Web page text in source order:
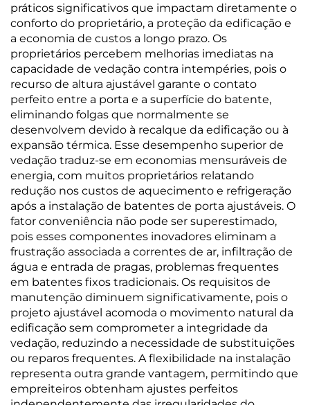
práticos significativos que impactam diretamente o
conforto do proprietário, a proteção da edificação e
a economia de custos a longo prazo. Os
proprietários percebem melhorias imediatas na
capacidade de vedação contra intempéries, pois o
recurso de altura ajustável garante o contato
perfeito entre a porta e a superfície do batente,
eliminando folgas que normalmente se
desenvolvem devido à recalque da edificação ou à
expansão térmica. Esse desempenho superior de
vedação traduz-se em economias mensuráveis de
energia, com muitos proprietários relatando
redução nos custos de aquecimento e refrigeração
após a instalação de batentes de porta ajustáveis. O
fator conveniência não pode ser superestimado,
pois esses componentes inovadores eliminam a
frustração associada a correntes de ar, infiltração de
água e entrada de pragas, problemas frequentes
em batentes fixos tradicionais. Os requisitos de
manutenção diminuem significativamente, pois o
projeto ajustável acomoda o movimento natural da
edificação sem comprometer a integridade da
vedação, reduzindo a necessidade de substituições
ou reparos frequentes. A flexibilidade na instalação
representa outra grande vantagem, permitindo que
empreiteiros obtenham ajustes perfeitos